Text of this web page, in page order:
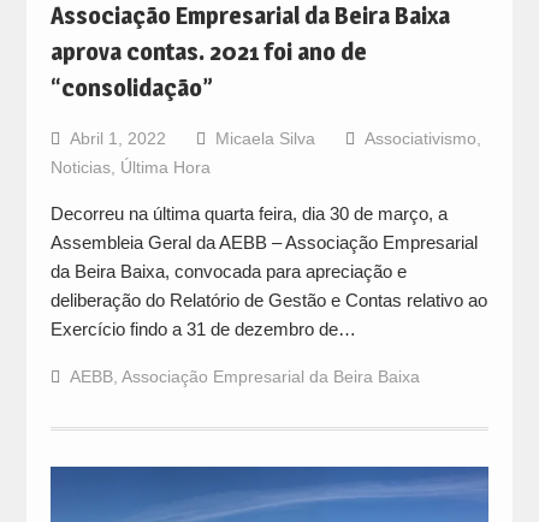
Associação Empresarial da Beira Baixa
aprova contas. 2021 foi ano de
“consolidação”
Abril 1, 2022 Micaela Silva Associativismo,
Noticias, Última Hora
Decorreu na última quarta feira, dia 30 de março, a
Assembleia Geral da AEBB – Associação Empresarial
da Beira Baixa, convocada para apreciação e
deliberação do Relatório de Gestão e Contas relativo ao
Exercício findo a 31 de dezembro de…
AEBB, Associação Empresarial da Beira Baixa